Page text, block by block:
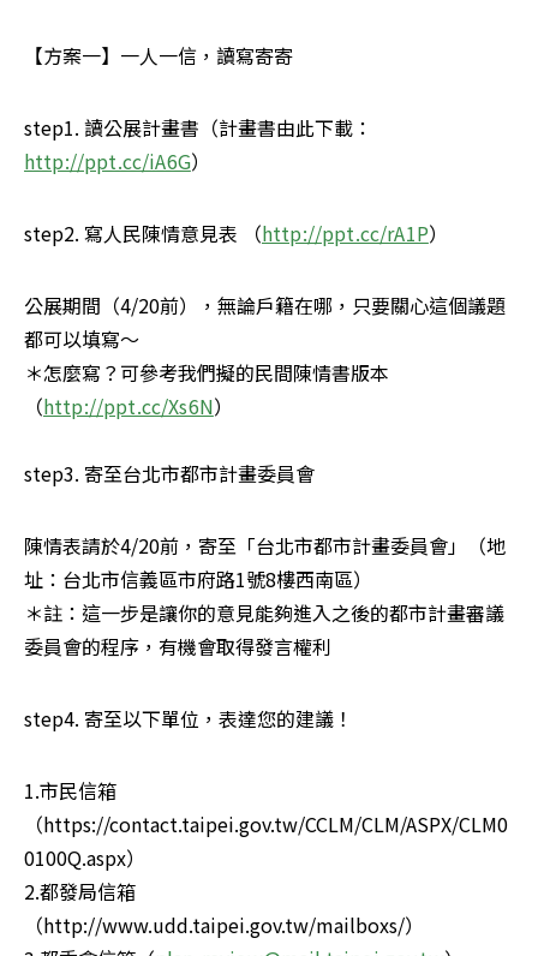
【方案一】一人一信，讀寫寄寄
step1. 讀公展計畫書（計畫書由此下載：
http://ppt.cc/iA6G）
step2. 寫人民陳情意見表 （http://ppt.cc/rA1P）
公展期間（4/20前），無論戶籍在哪，只要關心這個議題
都可以填寫～
＊怎麼寫？可參考我們擬的民間陳情書版本
（http://ppt.cc/Xs6N）
step3. 寄至台北市都市計畫委員會
陳情表請於4/20前，寄至「台北市都市計畫委員會」（地
址：台北市信義區市府路1號8樓西南區）
＊註：這一步是讓你的意見能夠進入之後的都市計畫審議
委員會的程序，有機會取得發言權利
step4. 寄至以下單位，表達您的建議！
1.市民信箱
（https://contact.taipei.gov.tw/CCLM/CLM/ASPX/CLM0
0100Q.aspx）
2.都發局信箱
（http://www.udd.taipei.gov.tw/mailboxs/）